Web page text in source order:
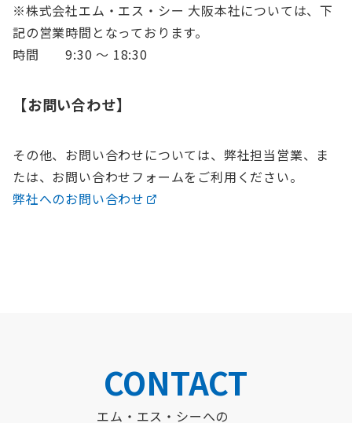
※株式会社エム・エス・シー 大阪本社については、下
記の営業時間となっております。
時間 9:30 〜 18:30
【お問い合わせ】
その他、お問い合わせについては、弊社担当営業、ま
たは、お問い合わせフォームをご利用ください。
弊社へのお問い合わせ
CONTACT
エム・エス・シーへの